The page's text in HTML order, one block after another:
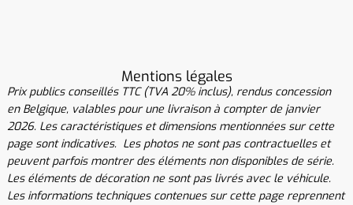
Mentions légales
Prix publics conseillés TTC (TVA 20% inclus), rendus concession
en Belgique, valables pour une livraison à compter de janvier
2026. Les caractéristiques et dimensions mentionnées sur cette
page sont indicatives. Les photos ne sont pas contractuelles et
peuvent parfois montrer des éléments non disponibles de série.
Les éléments de décoration ne sont pas livrés avec le véhicule.
Les informations techniques contenues sur cette page reprennent